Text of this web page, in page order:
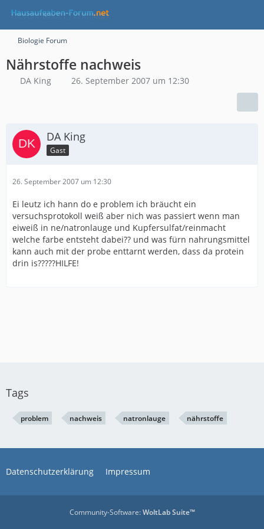
Biologie Forum
Nährstoffe nachweis
DA King 26. September 2007 um 12:30
DA King
Gast
26. September 2007 um 12:30
Ei leutz ich hann do e problem ich bräucht ein
versuchsprotokoll weiß aber nich was passiert wenn man
eiweiß in ne/natronlauge und Kupfersulfat/reinmacht
welche farbe entsteht dabei?? und was fürn nahrungsmittel
kann auch mit der probe enttarnt werden, dass da protein
drin is?????HILFE!
Tags
problem nachweis natronlauge nährstoffe
Datenschutzerklärung Impressum
Community-Software:WoltLab Suite™